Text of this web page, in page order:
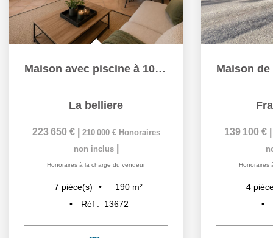
Maison avec piscine à 10 min d'Argentan
La belliere
223 650 € 210 000 € Honoraires
non inclus
Honoraires à la charge du vendeur
7 pièce(s) 190 m²
Réf :
13672
139 100 €
Honoraires
4